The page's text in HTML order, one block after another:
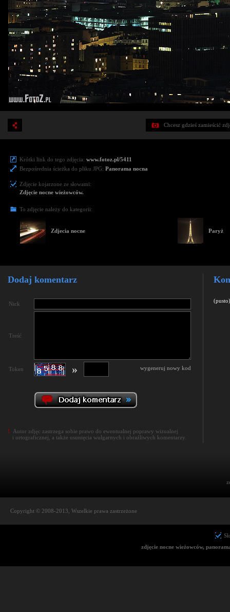
Chcesz gdzieś zamieścić
Krótki link do tego zdjęcia: www.fotoz.pl/5411
Bezpośrednia ścieżka do pliku JPG: Panorama nocna
Zdjęcie kojarzone ze słowami:
Zdjęcie nocne wieżowców.
To zdjęcie należy do kategorii:
Zdjecia nocne Paryż
Dodaj komentarz
Nick
Treść
Token wygeneruj nowy kod
»
! Autor zdjęc zastrzega sobie prawo do ewentualnej poprawy wizualnej
i ortograficznej, a także usunięcia wulgarnych i obraźliwych komentarzy.
(pusto)
Copyright © 2008-2013, Wszelkie prawa zastrzeżone
zdjęcie nocne wieżowców,